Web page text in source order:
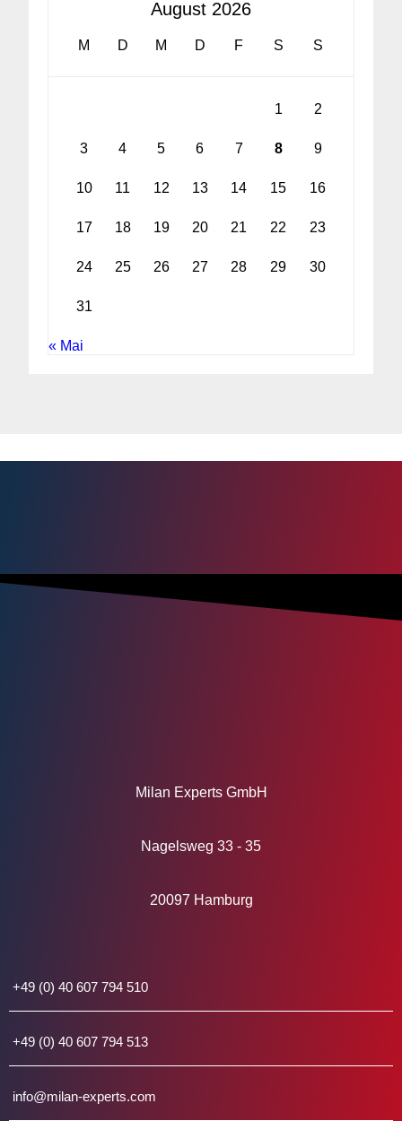
August 2026
M D M D F S S
1 2
3 4 5 6 7 8 9
10 11 12 13 14 15 16
17 18 19 20 21 22 23
24 25 26 27 28 29 30
31
« Mai
Milan Experts GmbH
Nagelsweg 33 - 35
20097 Hamburg
+49 (0) 40 607 794 510
+49 (0) 40 607 794 513
info@milan-experts.com